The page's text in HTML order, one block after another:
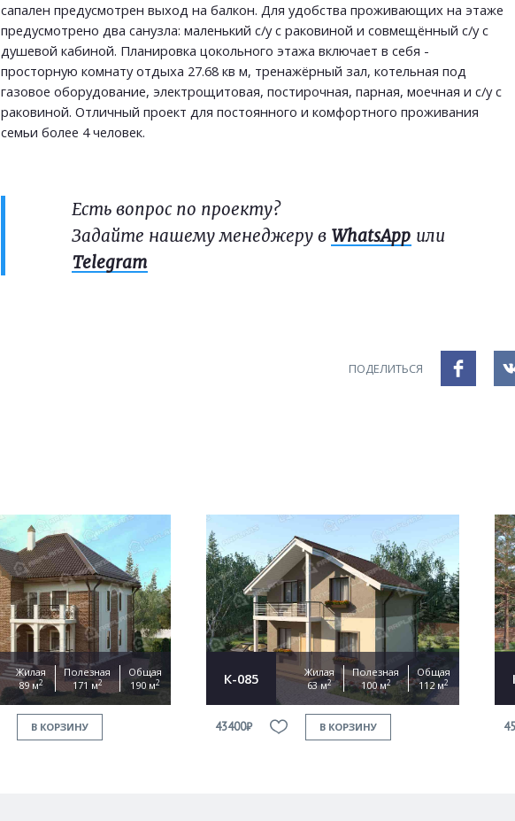
сапален предусмотрен выход на балкон. Для удобства проживающих на этаже
предусмотрено два санузла: маленький с/у с раковиной и совмещённый с/у с
душевой кабиной. Планировка цокольного этажа включает в себя -
просторную комнату отдыха 27.68 кв м, тренажёрный зал, котельная под
газовое оборудование, электрощитовая, постирочная, парная, моечная и с/у с
раковиной. Отличный проект для постоянного и комфортного проживания
семьи более 4 человек.
Есть вопрос по проекту?
Задайте нашему менеджеру в WhatsApp или
Telegram
ПОДЕЛИТЬСЯ
Жилая
89 м2
Полезная
171 м2
Общая
190 м2
В КОРЗИНУ
К-085
Жилая
63 м2
Полезная
100 м2
Общая
112 м2
43400₽ В КОРЗИНУ